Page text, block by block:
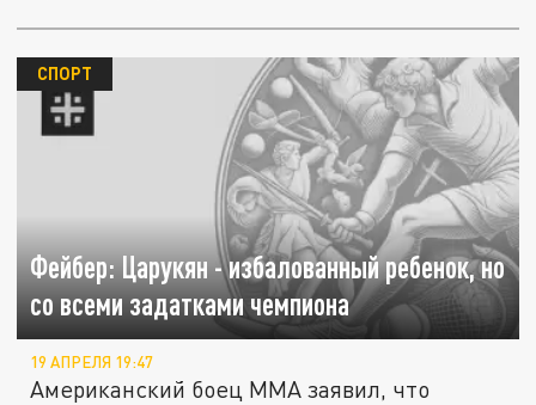
Фейбер: Царукян - избалованный ребенок, но
со всеми задатками чемпиона
СПОРТ
19 АПРЕЛЯ 19:47
Американский боец MMA заявил, что